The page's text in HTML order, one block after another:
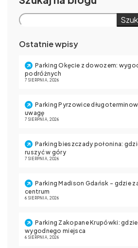
Ostatnie wpisy
Parking Okęcie z dowozem:
podróżnych
7 SIERPNIA, 2026
Parking Pyrzowice
uwagę
7 SIERPNIA, 2026
Parking bieszczady połonina:
ruszyć w góry
7 SIERPNIA, 2026
Parking Madison Gdańsk – gdzie
centrum
6 SIERPNIA, 2026
Parking Zakopane Krupówki:
wygodnego miejsca
6 SIERPNIA, 2026